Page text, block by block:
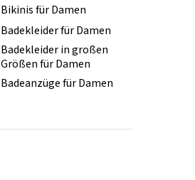
Bikinis für Damen
Badekleider für Damen
Badekleider in großen
Größen für Damen
Badeanzüge für Damen